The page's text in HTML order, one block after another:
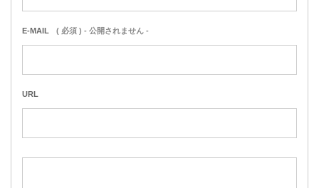
E-MAIL ( 必須 ) - 公開されません -
URL